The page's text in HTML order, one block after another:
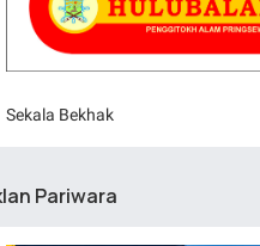
Sekala Bekhak
Pariwara